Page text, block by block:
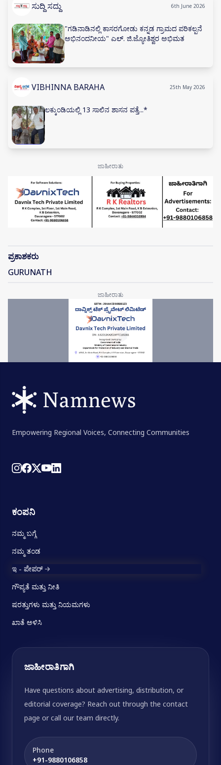
ಸುದ್ದಿ ಸದ್ದು 6th June 2026
"ಗಡಿನಾಡಿನಲ್ಲಿ ಕಾಸರಗೋಡು ಕನ್ನಡ ಗ್ರಾಮದ ಪರಿಕಲ್ಪನೆ
ಅಭಿನಂದನೀಯ" ಎಲ್. ಜಿ.ಜ್ಯೋತಿಶ್ವರ ಅಭಿಮತ
VIBHINNA BARAHA 25th May 2026
ಲಕ್ಕುಂಡಿಯಲ್ಲಿ 13 ಸಾಲಿನ ಶಾಸನ ಪತ್ತೆ...*
ಪ್ರಕಾಶಕರು
GURUNATH
Empowering Regional Voices, Connecting Communities
ಕಂಪನಿ
ನಮ್ಮ ಬಗ್ಗೆ
ನಮ್ಮ ತಂಡ
ಇ - ಪೇಪರ್
ಗೌಪ್ಯತೆ ಮತ್ತು ನೀತಿ
ಷರತ್ತುಗಳು ಮತ್ತು ನಿಯಮಗಳು
ಖಾತೆ ಅಳಿಸಿ
ಜಾಹೀರಾತಿಗಾಗಿ
Have questions about advertising, distribution, or
editorial coverage? Reach out through the contact
page or call our team directly.
Phone
+91-9880106858